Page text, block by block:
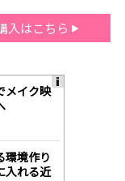
入はこちら
メイク映
環境作り
入れる近